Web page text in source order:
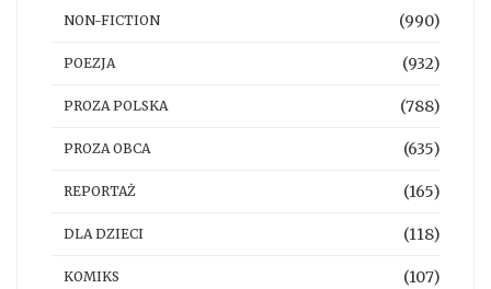
NON-FICTION (990)
POEZJA (932)
PROZA POLSKA (788)
PROZA OBCA (635)
REPORTAŻ (165)
DLA DZIECI (118)
KOMIKS (107)